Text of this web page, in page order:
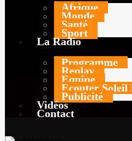
Afrique
Monde
Santé
Sport
La Radio
Programme
Replay
Equipe
Ecouter Soleil
Publicité
Vidéos
Contact
27 OCTOBRE 2025